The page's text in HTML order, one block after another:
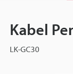
Kabel
LK-GC30